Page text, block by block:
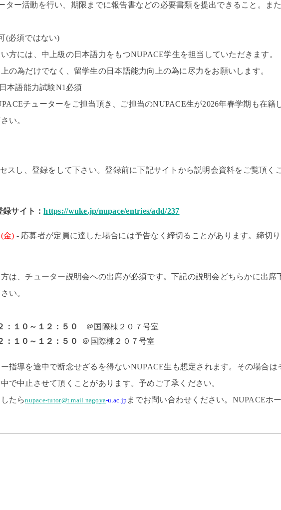
ター活動を行い、期限までに報告書などの必要書類を提出できること。ま
(必須ではない)
には、中上級の日本語力をもつNUPACE学生を担当していただきます。
為だけでなく、留学生の日本語能力向上の為に尽力をお願いします。
本語能力試験N1必須
チューターをご担当頂き、ご担当のNUPACE生が2026年春学期も在籍
い。
スし、登録をして下さい。登録前に下記サイトから説明会資料をご覧頂く
録サイト：https://wuke.jp/nupace/entries/add/237
(金) - 応募者が定員に達した場合には予告なく締切ることがあります。 締切
は、チューター説明会への出席が必須です。下記の説明会どちらかに出席
い。
：１０～１２：５０
＠国際棟２０７号室
：１０～１２：５０ ＠国際棟２０７号室
指導を途中で断念せざるを得ないNUPACE生も想定されます。 その場合は
で中止させて頂くことがあります。予めご了承ください。
たらnupace-tutor@t.mail.nagoya-u.ac.jp までお問い合わせください。NUPACE